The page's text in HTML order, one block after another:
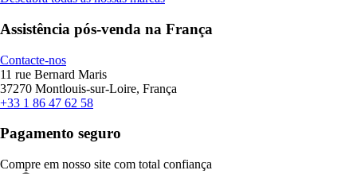
Assistência pós-venda na França
Contacte-nos
11 rue Bernard Maris
37270 Montlouis-sur-Loire, França
+33 1 86 47 62 58
Pagamento seguro
Compre em nosso site com total confiança